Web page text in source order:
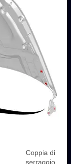
Coppia di
serraggio